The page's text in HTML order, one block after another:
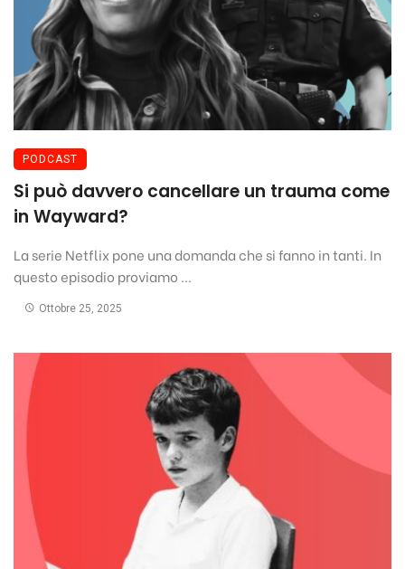
PODCAST
Si può davvero cancellare un trauma come
in Wayward?
La serie Netflix pone una domanda che si fanno in tanti. In
questo episodio proviamo ...
Ottobre 25, 2025